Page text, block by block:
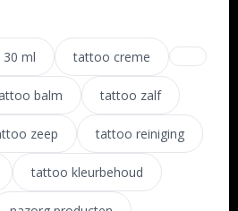
ml tattoo creme
balm tattoo zalf
zeep tattoo reiniging
tattoo kleurbehoud